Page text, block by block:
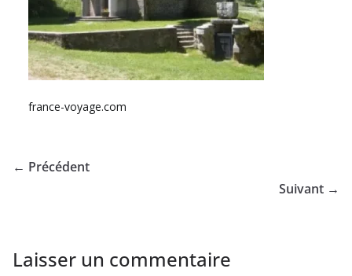
france-voyage.com
← Précédent
Suivant →
Laisser un commentaire